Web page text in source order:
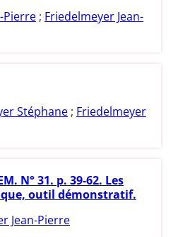
Pierre ; Friedelmeyer Jean-
Stéphane ; Friedelmeyer
N° 31. p. 39-62. Les
outil démonstratif.
Jean-Pierre